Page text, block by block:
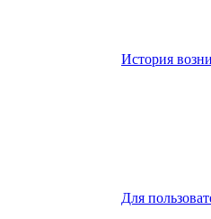
История
Для